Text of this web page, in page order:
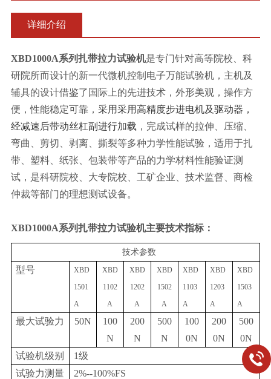
详细介绍
XBD1000A系列扎带拉力试验机是专门针对高等院校、科
研院所而设计的新一代微机控制电子万能试验机， 主机及
辅具的设计借鉴了国际上的先进技术，外形美观，操作方
便，性能稳定可靠 ， 采用采用高精度步进电机及驱动器，
经减速后带动丝杠副进行加载 ，完成试样的拉伸、压缩、
弯曲、剪切
剥离、撕裂等多种力学性能试验，适用于扎
带、 塑料、 纸张 包装带等产品的力学材料性能验证测
试，是科研院校、大专院校、工矿企业、技术监督、商检
仲裁等部门的理想测试设备。
XBD1000A系列扎带拉力试验机主要技术指标：
技术参数
型号
XBD
1501
A
XBD
1102
A
XBD
1202
A
XBD
1502
A
XBD
1103
A
XBD
1203
A
XBD
1503
A
最大试验力 50N
100
N
200
N
500
N
100
0N
200
0N
500
0N
试验机级别
1级
试验力测量
2%--100%FS